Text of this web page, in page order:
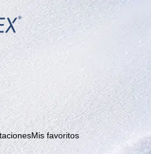
Aviso cookies
boletín y sea el primero en enterarse
Mis favoritos